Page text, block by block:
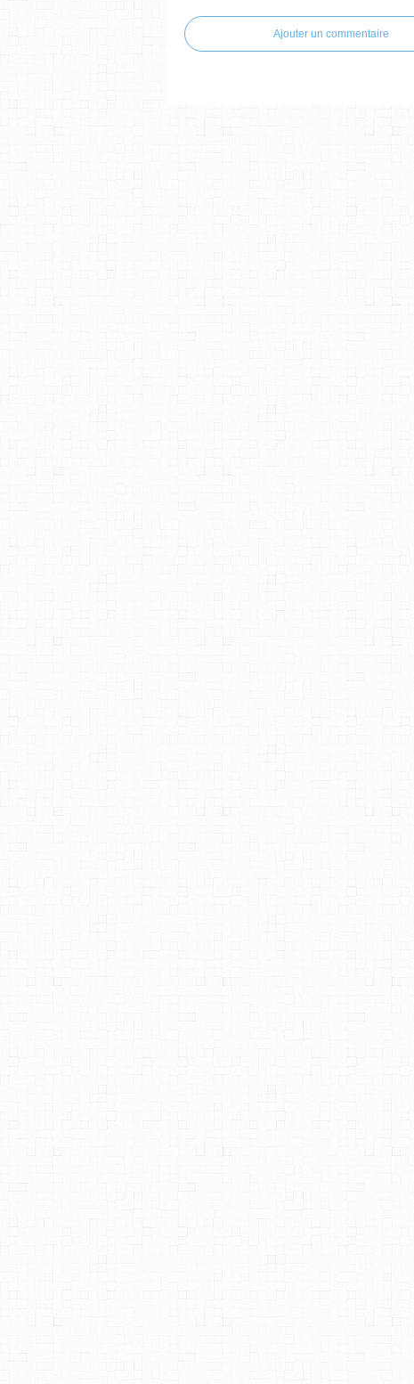
Ajouter un commentaire